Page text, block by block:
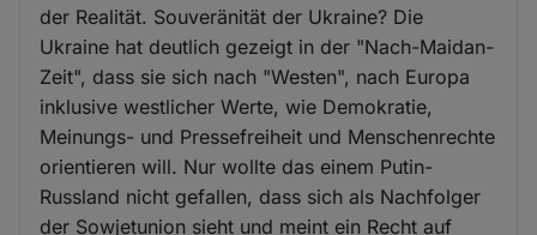
der Realität. Souveränität der Ukraine? Die
Ukraine hat deutlich gezeigt in der "Nach-Maidan-
Zeit", dass sie sich nach "Westen", nach Europa
inklusive westlicher Werte, wie Demokratie,
Meinungs- und Pressefreiheit und Menschenrechte
orientieren will. Nur wollte das einem Putin-
Russland nicht gefallen, dass sich als Nachfolger
der Sowjetunion sieht und meint ein Recht auf